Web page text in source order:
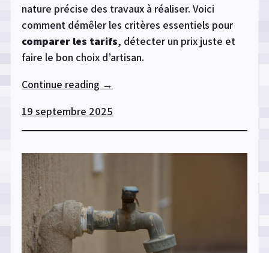
nature précise des travaux à réaliser. Voici
comment démêler les critères essentiels pour
comparer les tarifs, détecter un prix juste et
faire le bon choix d’artisan.
Continue reading « Comprendre
différences
de
plombiers
à
Orléans »
→
19 septembre 2025